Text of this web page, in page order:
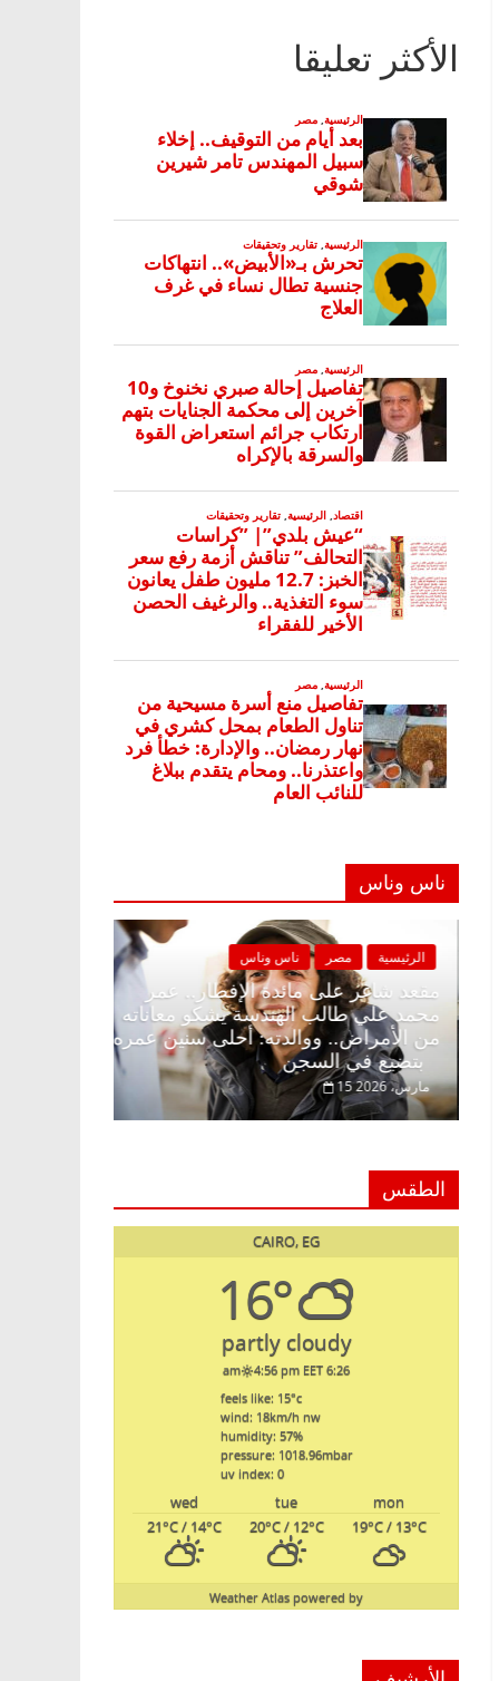
الأكثر تعليقا
ناس وناس
مقعد شاغر
محمد علي
من الأمراض..
بتضيع في السجن
الرئيسية مصر ناس وناس
مقعد شاغر على الإفطار وبلكونة بلا زينة
رمضان.. د. عبدالخالق فاروق خبير
اقتصادي في انتظار حلم الحرية ولمة
22 فبراير، 2026
الطقس
CAIRO, EG
16°
partly cloudy
6:26 am
4:56 pm EET
feels like: 15°c
wind: 18km/h nw
humidity: 57%
pressure: 1018.96mbar
uv index: 0
mon
tue
wed
19°C/ 13°C
20°C/ 12°C
21°C/ 14°C
powered by
Weather Atlas